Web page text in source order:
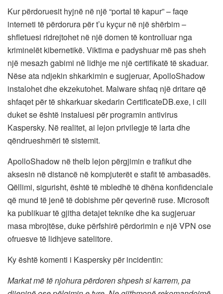
Kur përdoruesit hyjnë në një “portal të kapur” – faqe
interneti të përdorura për t’u kyçur në një shërbim –
shfletuesi ridrejtohet në një domen të kontrolluar nga
kriminelët kibernetikë. Viktima e padyshuar më pas sheh
një mesazh gabimi në lidhje me një certifikatë të skaduar.
Nëse ata ndjekin shkarkimin e sugjeruar, ApolloShadow
instalohet dhe ekzekutohet. Malware shfaq një dritare që
shfaqet për të shkarkuar skedarin CertificateDB.exe, i cili
duket se është instaluesi për programin antivirus
Kaspersky. Në realitet, ai lejon privilegje të larta dhe
qëndrueshmëri të sistemit.
ApolloShadow në thelb lejon përgjimin e trafikut dhe
aksesin në distancë në kompjuterët e stafit të ambasadës.
Qëllimi, sigurisht, është të mbledhë të dhëna konfidenciale
që mund të jenë të dobishme për qeverinë ruse. Microsoft
ka publikuar të gjitha detajet teknike dhe ka sugjeruar
masa mbrojtëse, duke përfshirë përdorimin e një VPN ose
ofruesve të lidhjeve satelitore.
Ky është komenti i Kaspersky për incidentin:
Markat më të njohura përdoren shpesh si karrem, pa